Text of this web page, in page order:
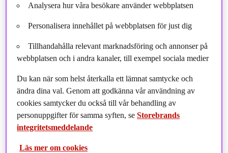
Analysera hur våra besökare använder webbplatsen
Personalisera innehållet på webbplatsen för just dig
Tillhandahålla relevant marknadsföring och annonser på
webbplatsen och i andra kanaler, till exempel sociala medier
Du kan när som helst återkalla ett lämnat samtycke och
ändra dina val. Genom att godkänna vår användning av
cookies samtycker du också till vår behandling av
personuppgifter för samma syften, seStorebrands
integritetsmeddelande
Läs mer om cookies